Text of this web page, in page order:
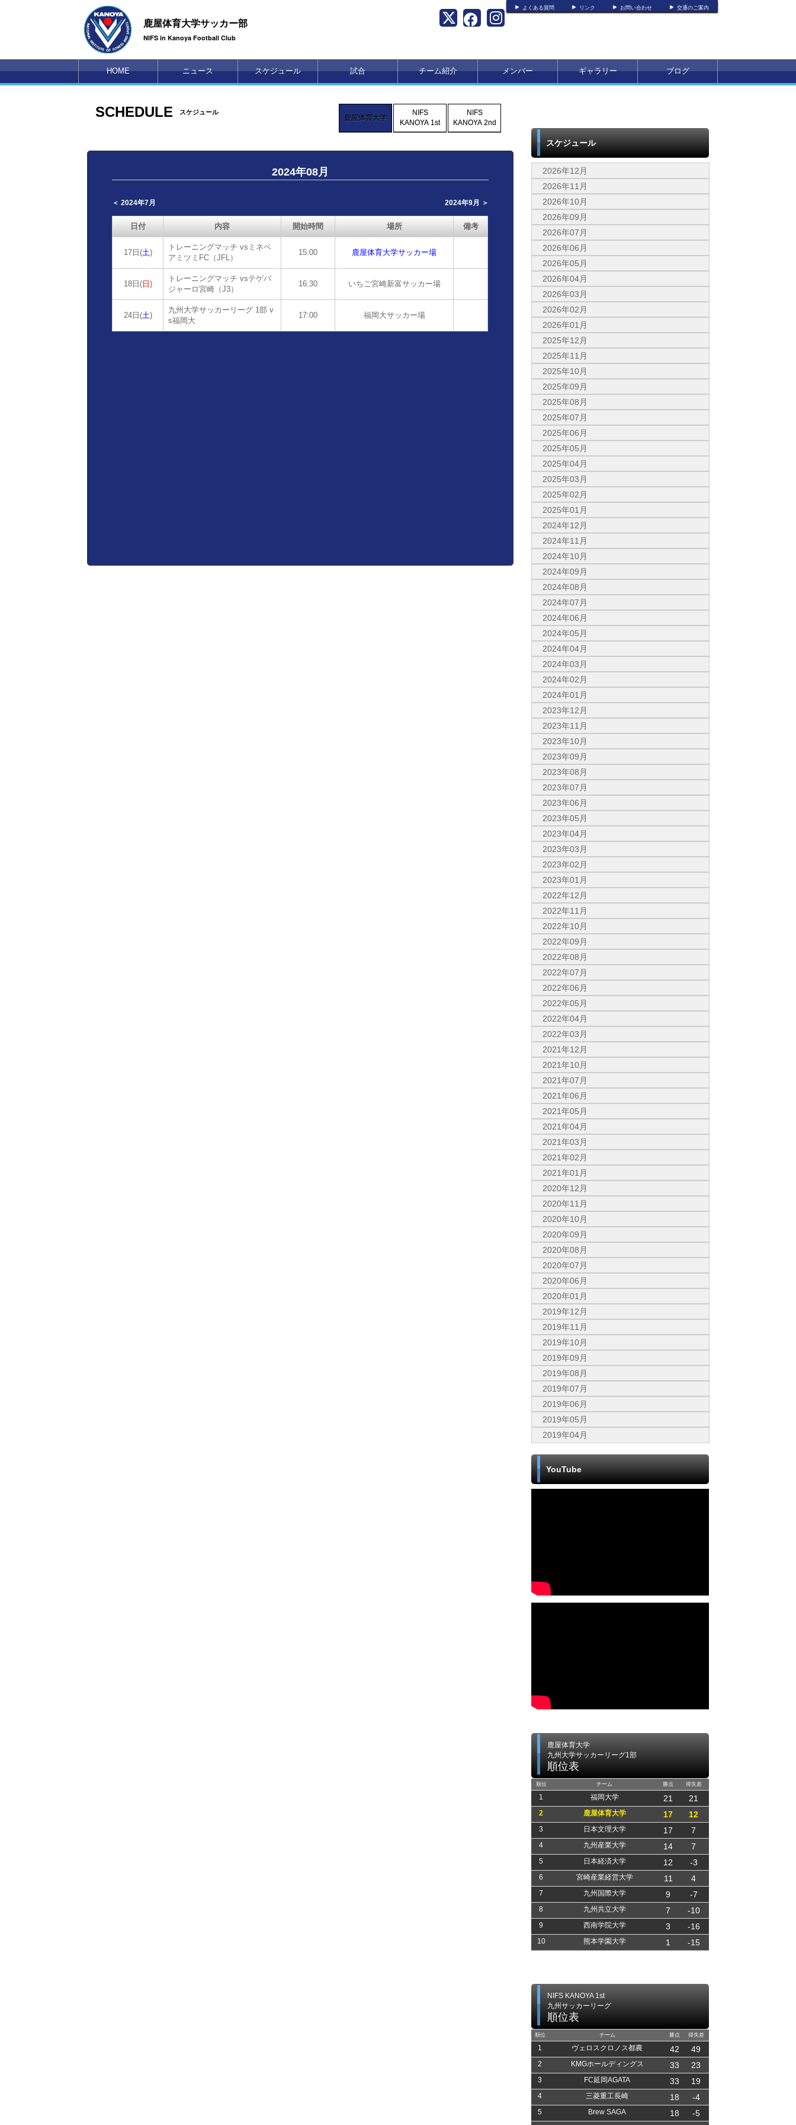
よくある質問 リンク お問い合わせ 交通のご案内
鹿屋体育大学サッカー部
NIFS in Kanoya Football Club
HOME ニュース スケジュール 試合 チーム紹介 メンバー ギャラリー ブログ
SCHEDULE スケジュール
鹿屋体育大学
NIFS
KANOYA 1st
NIFS
KANOYA 2nd
2024年08月
＜ 2024年7月 2024年9月 ＞
日付 内容 開始時間 場所 備考
17日(土)
トレーニングマッチ vsミネベ
アミツミFC（JFL）
15:00 鹿屋体育大学サッカー場
18日(日 )
トレーニングマッチ vsテゲバ
ジャーロ宮崎（J3）
16:30 いちご宮崎新富サッカー場
24日(土)
九州大学サッカーリーグ 1部 v
s福岡大
17:00 福岡大サッカー場
スケジュール
2026年12月
2026年11月
2026年10月
2026年09月
2026年07月
2026年06月
2026年05月
2026年04月
2026年03月
2026年02月
2026年01月
2025年12月
2025年11月
2025年10月
2025年09月
2025年08月
2025年07月
2025年06月
2025年05月
2025年04月
2025年03月
2025年02月
2025年01月
2024年12月
2024年11月
2024年10月
2024年09月
2024年08月
2024年07月
2024年06月
2024年05月
2024年04月
2024年03月
2024年02月
2024年01月
2023年12月
2023年11月
2023年10月
2023年09月
2023年08月
2023年07月
2023年06月
2023年05月
2023年04月
2023年03月
2023年02月
2023年01月
2022年12月
2022年11月
2022年10月
2022年09月
2022年08月
2022年07月
2022年06月
2022年05月
2022年04月
2022年03月
2021年12月
2021年10月
2021年07月
2021年06月
2021年05月
2021年04月
2021年03月
2021年02月
2021年01月
2020年12月
2020年11月
2020年10月
2020年09月
2020年08月
2020年07月
2020年06月
2020年01月
2019年12月
2019年11月
2019年10月
2019年09月
2019年08月
2019年07月
2019年06月
2019年05月
2019年04月
YouTube
鹿屋体育大学
九州大学サッカーリーグ1部
順位表
順位 チーム 勝点 得失差
1 福岡大学 21 21
2 鹿屋体育大学 17 12
3 日本文理大学 17 7
4 九州産業大学 14 7
5 日本経済大学 12 -3
6 宮崎産業経営大学 11 4
7 九州国際大学 9 -7
8 九州共立大学 7 -10
9 西南学院大学 3 -16
10 熊本学園大学 1 -15
NIFS KANOYA 1st
九州サッカーリーグ
順位表
順位 チーム 勝点 得失差
1 ヴェロスクロノス都農 42 49
2 KMGホールディングス 33 23
3 FC延岡AGATA 33 19
4 三菱重工長崎 18 -4
5 Brew SAGA 18 -5